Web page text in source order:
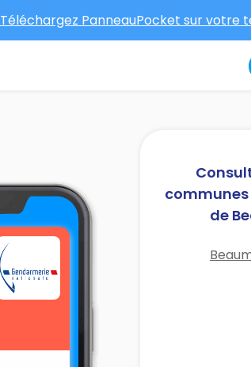
Téléchargez PanneauPocket sur votre
de